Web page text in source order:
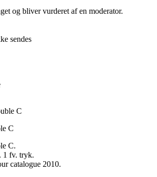
og bliver vurderet af en moderator.
sendes
C
C.
1 fv. tryk.
catalogue 2010.